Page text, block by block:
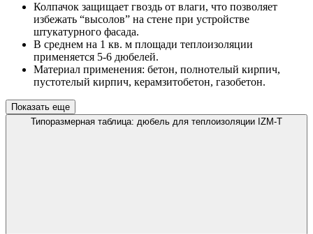
Колпачок защищает гвоздь от влаги, что позволяет
избежать “высолов” на стене при устройстве
штукатурного фасада.
В среднем на 1 кв. м площади теплоизоляции
применяется 5-6 дюбелей.
Материал применения: бетон, полнотелый кирпич,
пустотелый кирпич, керамзитобетон, газобетон.
Показать еще
Типоразмерная таблица: дюбель для теплоизоляции IZM-T